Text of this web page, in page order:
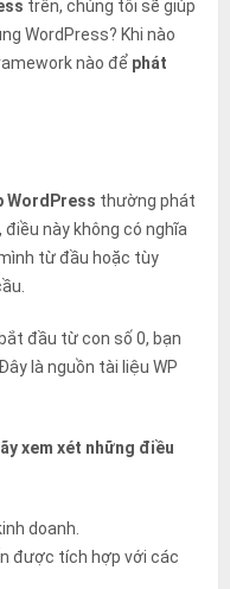
trên, chúng tôi sẽ giúp
WordPress? Khi nào
nào để phát
WordPress thường phát
này không có nghĩa
từ đầu hoặc tùy
đầu từ con số 0, bạn
là nguồn tài liệu WP
xem xét những điều
doanh.
được tích hợp với các